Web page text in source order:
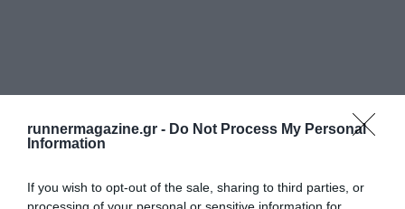
runnermagazine.gr - Do Not Process My Personal
Information
If you wish to opt-out of the sale, sharing to third parties, or
processing of your personal or sensitive information for